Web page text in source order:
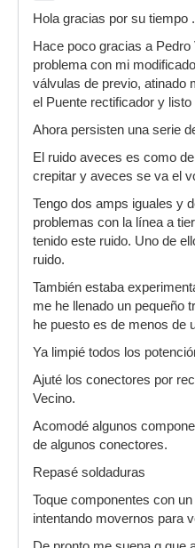
Hola gracias por su tiempo .
Hace poco gracias a
problema con mi
válvulas de previo, atinado
el Puente rectificador y
Ahora persisten una serie
El ruido aveces es como
crepitar y aveces se va el
Tengo dos amps iguales y
problemas con la línea a
tenido este ruido. Uno de
ruido.
También estaba
me he llenado un pequeño
he puesto es de menos de
Ya limpié todos los
Ajuté los conectores por
Vecino.
Acomodé algunos
de algunos conectores.
Repasé soldaduras
Toque componentes con
intentando movernos para